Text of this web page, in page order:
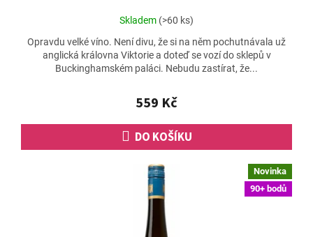
Průměrné
produktu
je
4,7
5
hvězdiček.
Skladem (>60 ks)
559 Kč
DO KOŠÍKU
Opravdu velké víno. Není divu, že si na něm pochutnávala už
anglická královna Viktorie a doteď se vozí do sklepů v
Buckinghamském paláci. Nebudu zastírat, že...
Novinka
90+ bodů